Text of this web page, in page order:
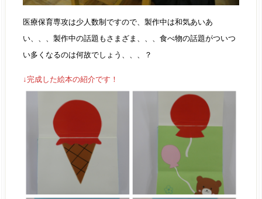
医療保育専攻は少人数制ですので、製作中は和気あいあ
い、、、製作中の話題もさまざま、、、食べ物の話題がついつ
い多くなるのは何故でしょう、、、？
↓完成した絵本の紹介です！